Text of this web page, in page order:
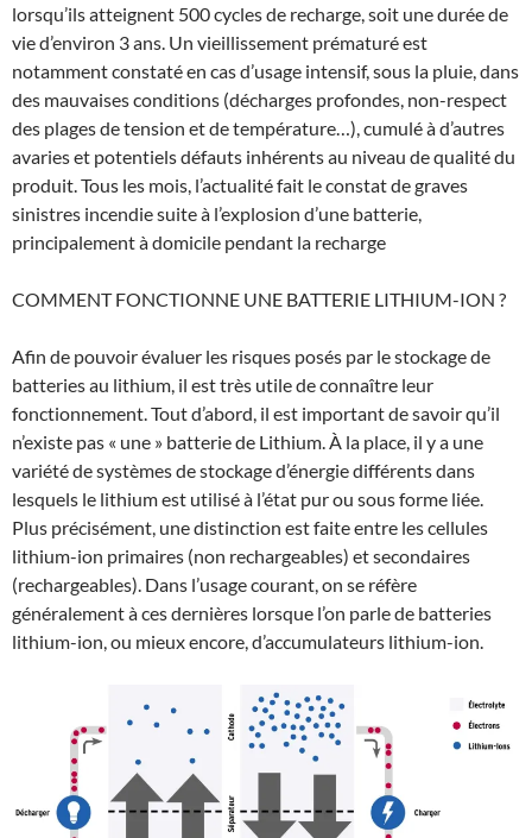
lorsqu’ils atteignent 500 cycles de recharge, soit une durée de
vie d’environ 3 ans. Un vieillissement prématuré est
notamment constaté en cas d’usage intensif, sous la pluie, dans
des mauvaises conditions (décharges profondes, non-respect
des plages de tension et de température…), cumulé à d’autres
avaries et potentiels défauts inhérents au niveau de qualité du
produit. Tous les mois, l’actualité fait le constat de graves
sinistres incendie suite à l’explosion d’une batterie,
principalement à domicile pendant la recharge
COMMENT FONCTIONNE UNE BATTERIE LITHIUM-ION ?
Afin de pouvoir évaluer les risques posés par le stockage de
batteries au lithium, il est très utile de connaître leur
fonctionnement. Tout d’abord, il est important de savoir qu’il
n’existe pas « une » batterie de Lithium. À la place, il y a une
variété de systèmes de stockage d’énergie différents dans
lesquels le lithium est utilisé à l’état pur ou sous forme liée.
Plus précisément, une distinction est faite entre les cellules
lithium-ion primaires (non rechargeables) et secondaires
(rechargeables). Dans l’usage courant, on se réfère
généralement à ces dernières lorsque l’on parle de batteries
lithium-ion, ou mieux encore, d’accumulateurs lithium-ion.